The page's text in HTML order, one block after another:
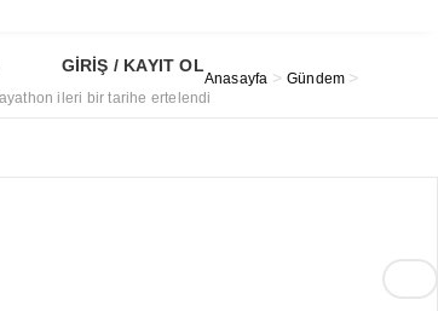
GİRİŞ / KAYIT OL
Anasayfa >Gündem >
ileri bir tarihe ertelendi